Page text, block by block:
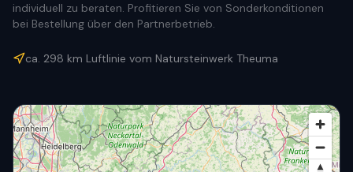
individuell zu beraten. Profitieren Sie von Sonderkonditionen
bei Bestellung über den Partnerbetrieb.
ca. 298 km Luftlinie vom Natursteinwerk Theuma